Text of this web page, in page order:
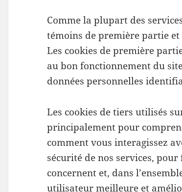
Comme la plupart des
témoins de première partie
Les cookies de première
au bon fonctionnement du
données personnelles
Les cookies de tiers utilisés
principalement pour
comment vous interagissez
sécurité de nos services,
concernent et, dans
utilisateur meilleure et